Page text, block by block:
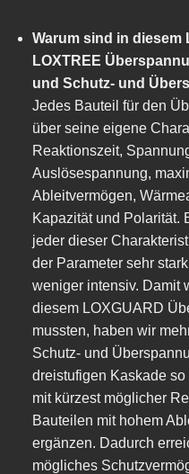
Warum sind in diesem
LOXTREE
und Schutz- und
Jedes Bauteil für den
über seine eigene
Reaktionszeit,
Auslösespannung,
Ableitvermögen,
Kapazität und Polarität.
jeder dieser
der Parameter sehr
weniger intensiv. Damit
diesem LOXGUARD
mussten, haben wir
Schutz- und
dreistufigen Kaskade
mit kürzest möglicher
Bauteilen mit hohem
ergänzen. Dadurch
mögliches